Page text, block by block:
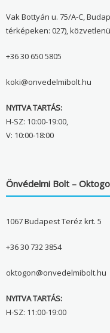
Vak Bottyán u. 75/A-C,
térképeken: 027),
+36 30 650 5805
koki@onvedelmibolt.hu
NYITVA TARTÁS:
H-SZ: 10:00-19:00,
V: 10:00-18:00
Önvédelmi Bolt –
1067 Budapest Teréz krt. 5
+36 30 732 3854
oktogon@onvedelmibolt.hu
NYITVA TARTÁS:
H-SZ: 11:00-19:00